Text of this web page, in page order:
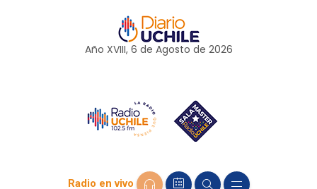
Año XVIII, 6 de Agosto de 2026
Radio en vivo